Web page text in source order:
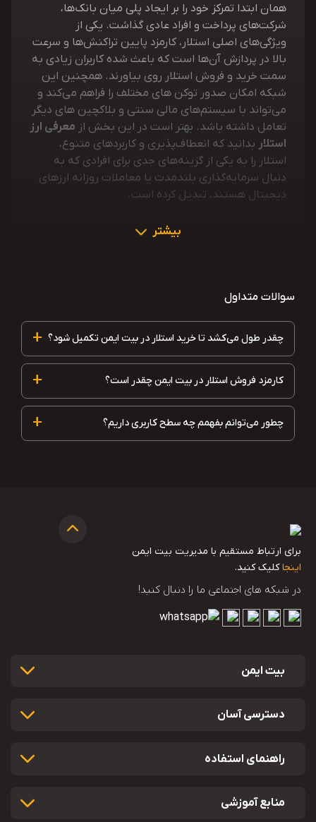
همان ابتدا تمرکز خود را بر ایجاد پلی میان بانک‌ها،
شرکت‌های پرداخت و افراد عادی گذاشت. یکی از
ویژگی‌های اصلی استلار، کارمزد پایین تراکنش‌ها و سرعت
بالا در پردازش آن‌ها است که باعث شده کاربران زیادی به
سمت خرید و فروش استلار روی بیاورند. همچنین این
شبکه امکان صدور توکن های مختلف را فراهم می‌کند و
می‌تواند با سیستم‌های مالی سنتی و بلاکچین های دیگر
تعامل داشته باشد. بهتر است در این بخش از معرفی ارز
استلار بدانید که انعطاف‌پذیری و کاربردهای متنوع،
استلار را به یکی از گزینه‌های جدی برای افرادی که به
دنبال سرمایه‌گذاری بلندمدت یا معاملات روزانه ارزهای
دیجیتال هستند، تبدیل کرده است.
بیشتر
سوالات متداول
چقدر طول می‌کشد تا خرید استلار در بیت ایمن تکمیل شود؟ +
کارمزد فروش استلار در بیت ایمن چقدر است؟ +
چطور می‌توانم بفهمم چه سطح کاربری داریم؟ +
برای ارتباط مستقیم با مدیریت بیت ایمن
اینجاکلیک کنید.
در شبکه های اجتماعی ما را دنبال کنید!
بیت ایمن
دسترسی آسان
راهنمای استفاده
منابع آموزشی